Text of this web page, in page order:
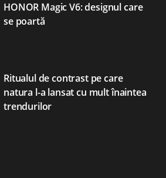
HONOR Magic V6: designul care
se poartă
Ritualul de contrast pe care
natura l-a lansat cu mult înaintea
trendurilor